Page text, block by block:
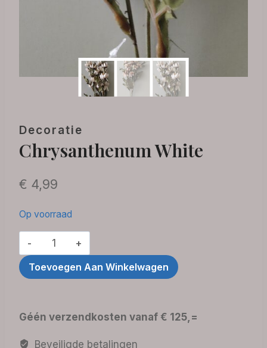
Decoratie
Chrysanthenum White
€ 4,99
Op voorraad
Chrysanthenum
White
aantal
Toevoegen Aan Winkelwagen
Géén verzendkosten vanaf € 125,=
Beveiligde betalingen